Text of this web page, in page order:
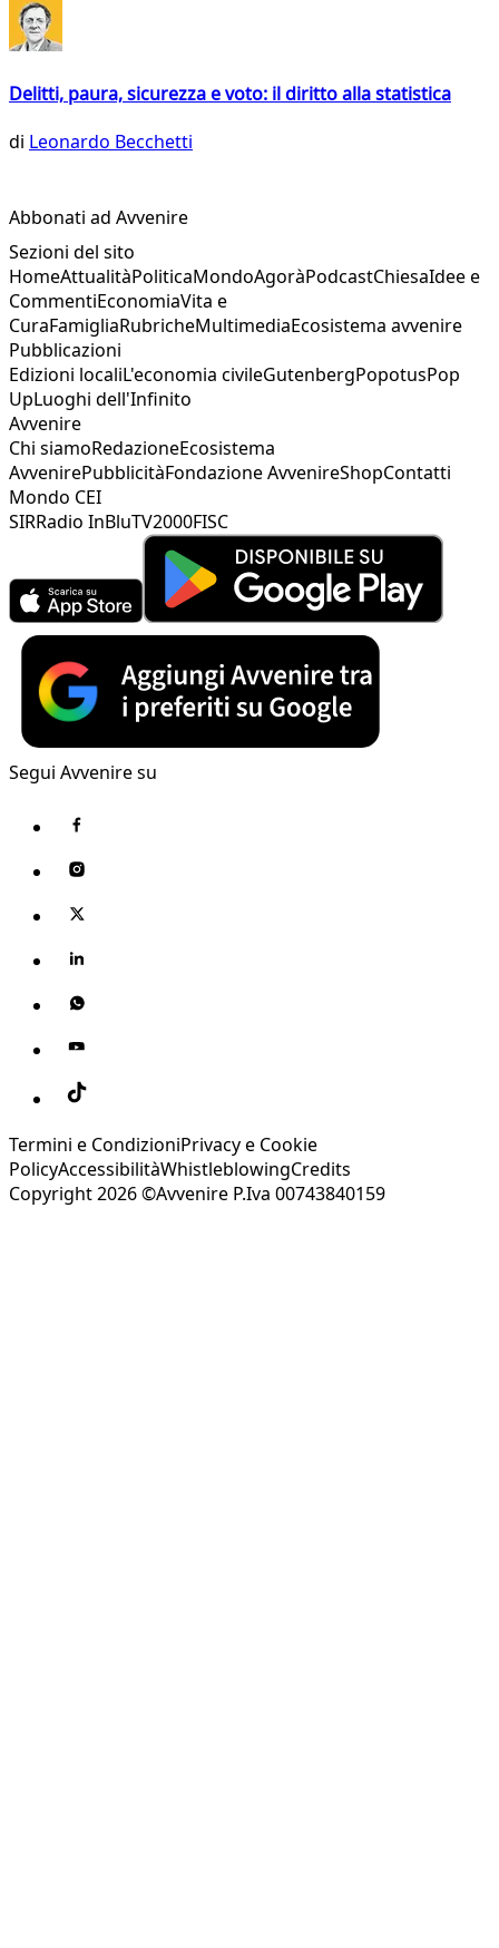
Delitti, paura, sicurezza e voto: il diritto alla statistica
di Leonardo Becchetti
Abbonati ad Avvenire
Sezioni del sito
HomeAttualitàPoliticaMondoAgoràPodcastChiesaIdee e
CommentiEconomiaVita e
CuraFamigliaRubricheMultimediaEcosistema avvenire
Pubblicazioni
Edizioni localiL'economia civileGutenbergPopotusPop
UpLuoghi dell'Infinito
Avvenire
Chi siamoRedazioneEcosistema
AvvenirePubblicitàFondazione AvvenireShopContatti
Mondo CEI
SIRRadio InBluTV2000FISC
Segui Avvenire su
Termini e CondizioniPrivacy e Cookie
PolicyAccessibilitàWhistleblowingCredits
Copyright 2026 ©Avvenire P.Iva 00743840159